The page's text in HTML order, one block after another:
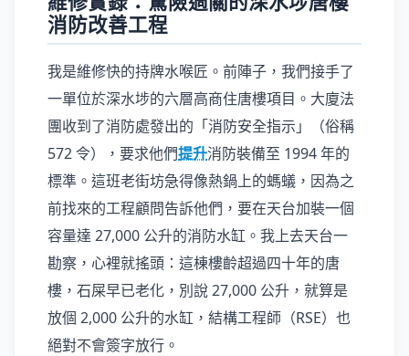
消防改善工程
我是維修快的持牌水喉匠。前陣子，我們接手了
一單位於深水埗的六層高商住唐樓項目。大廈法
團收到了消防處發出的「消防安全指示」（俗稱
572 令），要求他們提升消防裝備至 1994 年的
標準。這班老街坊急得像熱鍋上的螞蟻，因為之
前找來的工程顧問告訴他們，要在天台加裝一個
容量達 27,000 公升的消防水缸。我上去天台一
勘察，心裡就搖頭：這棟樓齡超過四十年的唐
樓，石屎早已老化，別說 27,000 公升，就算是
放個 2,000 公升的水缸，結構工程師（RSE）也
絕對不會簽字放行。